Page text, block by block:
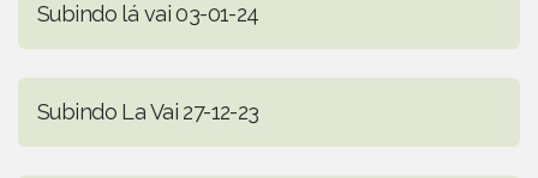
Subindo lá vai 03-01-24
Subindo La Vai 27-12-23